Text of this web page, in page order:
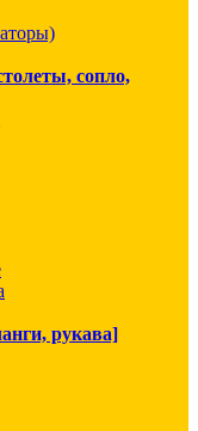
сопло,
рукава]